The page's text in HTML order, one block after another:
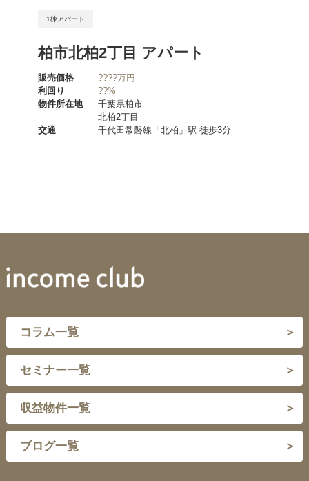
1棟アパート
柏市北柏2丁目 アパート
販売価格
????万円
利回り
??%
物件所在地
千葉県柏市
北柏2丁目
交通
千代田常磐線「北柏」駅 徒歩3分
コラム一覧
セミナー一覧
収益物件一覧
ブログ一覧